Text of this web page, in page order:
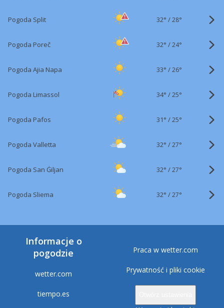
Pogoda Split 32° /28°
Pogoda Poreč 32° /24°
Pogoda Ajia Napa 33° /26°
Pogoda Limassol 34° /25°
Pogoda Pafos 31° /25°
Pogoda Valletta 32° /27°
Pogoda San Ġiljan 32° /27°
Pogoda Sliema 32° /27°
Informacje o
pogodzie
wetter.com
tiempo.es
Praca w wetter.com
Prywatność i pliki cookie